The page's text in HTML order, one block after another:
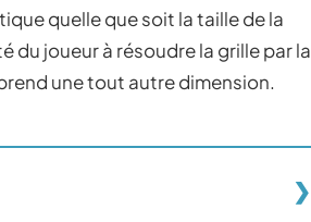
quelle que soit la taille de la
du joueur à résoudre la grille par la
une tout autre dimension.